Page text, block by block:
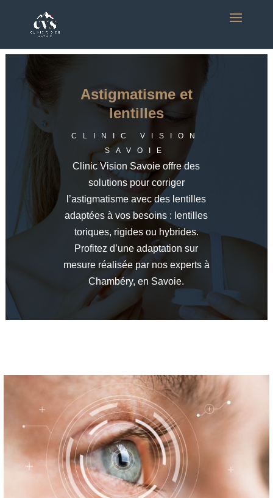
Astigmatisme et
lentilles
CLINIC VISION
SAVOIE
Clinic Vision Savoie offre des
solutions pour corriger
l’astigmatisme avec des lentilles
adaptées à vos besoins : lentilles
toriques, rigides ou hybrides.
Profitez d’une adaptation sur
mesure réalisée par nos experts à
Chambéry, en Savoie.